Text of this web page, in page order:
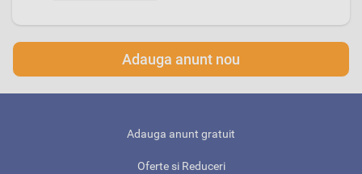
Adauga anunt nou
Adauga anunt gratuit
Oferte si Reduceri